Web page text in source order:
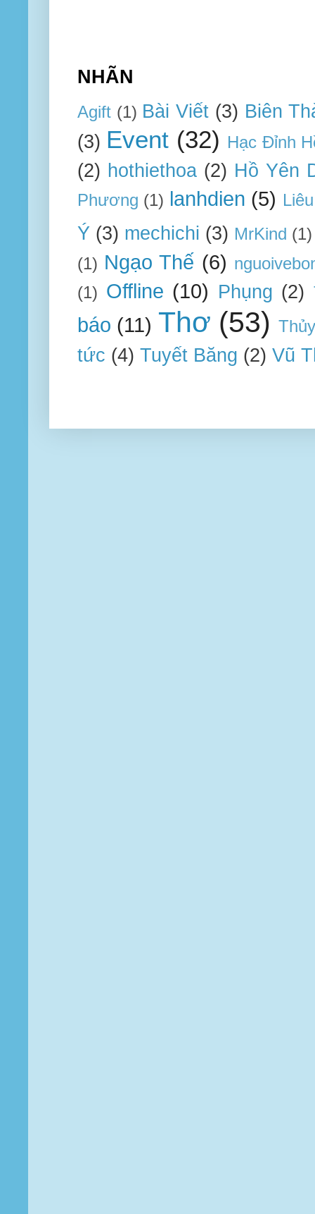
NHÃN
Agift (1) Bài Viết (3) Biên
(3) Event (32) Hạc Đỉnh
(2) hothiethoa (2) Hồ Yên
Phương (1) lanhdien (5)
Ý (3) mechichi (3) MrKind (1)
(1) Ngạo Thế (6)
(1) Offline (10) Phụng (2)
báo (11) Thơ (53)
tức (4) Tuyết Băng (2) Vũ